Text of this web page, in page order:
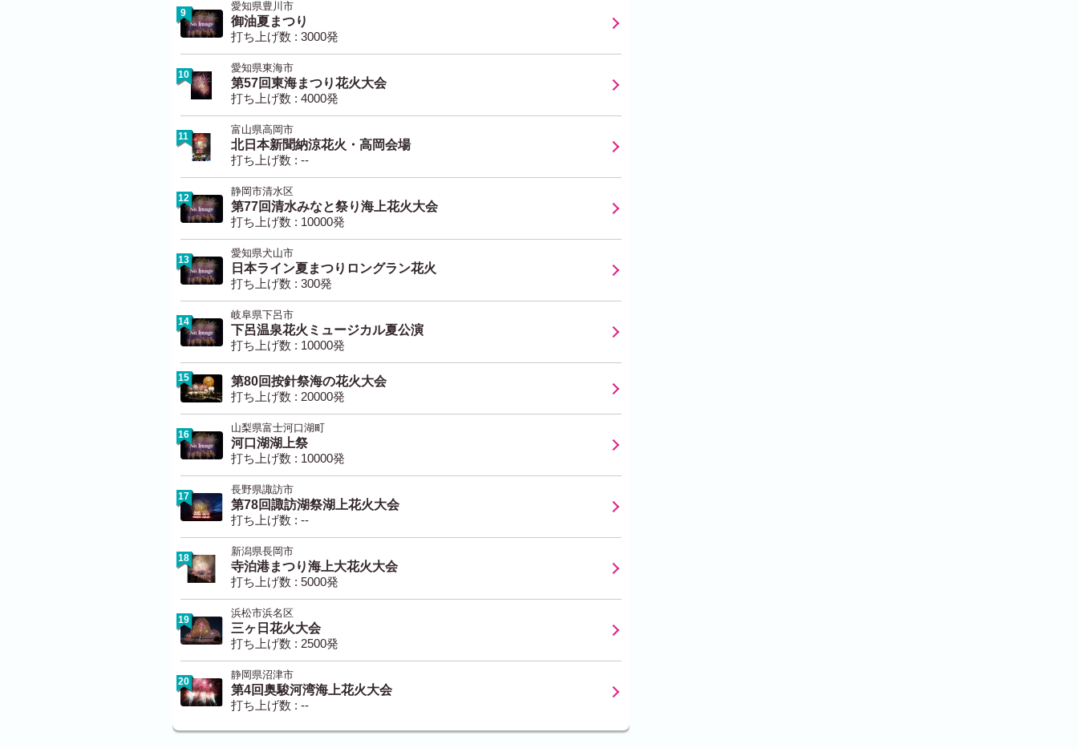
9
愛知県豊川市
御油夏まつり
打ち上げ数 : 3000発
10
愛知県東海市
第57回東海まつり花火大会
打ち上げ数 : 4000発
11
富山県高岡市
北日本新聞納涼花火・高岡会場
打ち上げ数 : --
12
静岡市清水区
第77回清水みなと祭り海上花火大会
打ち上げ数 : 10000発
13
愛知県犬山市
日本ライン夏まつりロングラン花火
打ち上げ数 : 300発
14
岐阜県下呂市
下呂温泉花火ミュージカル夏公演
打ち上げ数 : 10000発
15
第80回按針祭海の花火大会
打ち上げ数 : 20000発
16
山梨県富士河口湖町
河口湖湖上祭
打ち上げ数 : 10000発
17
長野県諏訪市
第78回諏訪湖祭湖上花火大会
打ち上げ数 : --
18
新潟県長岡市
寺泊港まつり海上大花火大会
打ち上げ数 : 5000発
19
浜松市浜名区
三ヶ日花火大会
打ち上げ数 : 2500発
20
静岡県沼津市
第4回奥駿河湾海上花火大会
打ち上げ数 : --